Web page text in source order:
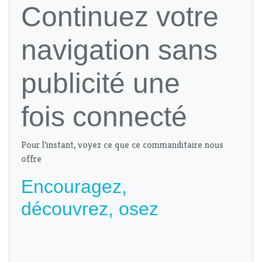
Continuez votre
navigation sans
publicité une
fois connecté
Pour l'instant, voyez ce que ce commanditaire nous
offre
Encouragez,
découvrez, osez